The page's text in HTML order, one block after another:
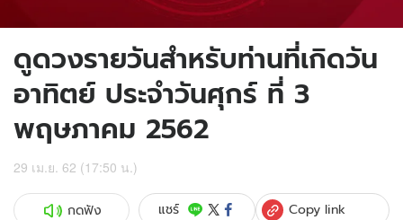
ดูดวงรายวันสำหรับท่านที่เกิดวัน
อาทิตย์ ประจำวันศุกร์ ที่ 3
พฤษภาคม 2562
29 เม.ย. 62 (17:50 น.)
กดฟัง แชร์ Copy link